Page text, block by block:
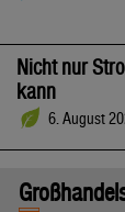
Nicht nur
kann
6. August